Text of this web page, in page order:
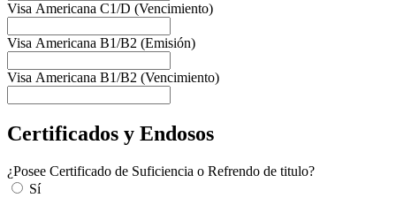
Visa Americana C1/D (Vencimiento)
Visa Americana B1/B2 (Emisión)
Visa Americana B1/B2 (Vencimiento)
Certificados y Endosos
¿Posee Certificado de Suficiencia o Refrendo de titulo?
Sí